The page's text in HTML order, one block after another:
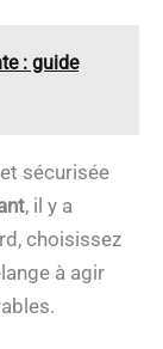
: guide
sécurisée
, il y a
choisissez
à agir